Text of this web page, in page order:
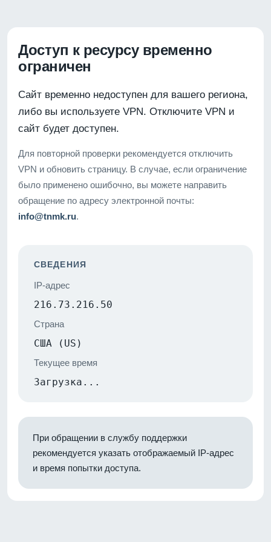
Доступ к ресурсу временно
ограничен
Сайт временно недоступен для вашего региона,
либо вы используете VPN. Отключите VPN и
сайт будет доступен.
Для повторной проверки рекомендуется отключить
VPN и обновить страницу. В случае, если ограничение
было применено ошибочно, вы можете направить
обращение по адресу электронной почты:
info@tnmk.ru.
СВЕДЕНИЯ
IP-адрес
216.73.216.50
Страна
США (US)
Текущее время
Загрузка...
При обращении в службу поддержки
рекомендуется указать отображаемый IP-адрес
и время попытки доступа.